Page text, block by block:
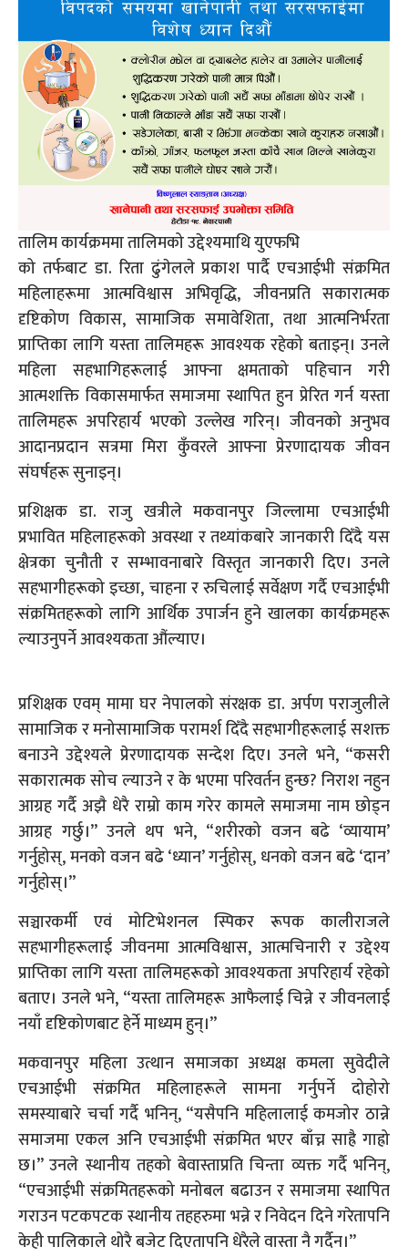
तालिम कार्यक्रममा तालिमको उद्देश्यमाथि युएफभि
को तर्फबाट डा. रिता ढुंगेलले प्रकाश पार्दै एचआईभी संक्रमित
महिलाहरूमा आत्मविश्वास अभिवृद्धि, जीवनप्रति सकारात्मक
दृष्टिकोण विकास, सामाजिक समावेशिता, तथा आत्मनिर्भरता
प्राप्तिका लागि यस्ता तालिमहरू आवश्यक रहेको बताइन्। उनले
महिला सहभागिहरूलाई आफ्ना क्षमताको पहिचान गरी
आत्मशक्ति विकासमार्फत समाजमा स्थापित हुन प्रेरित गर्न यस्ता
तालिमहरू अपरिहार्य भएको उल्लेख गरिन्। जीवनको अनुभव
आदानप्रदान सत्रमा मिरा कुँवरले आफ्ना प्रेरणादायक जीवन
संघर्षहरू सुनाइन्।
प्रशिक्षक डा. राजु खत्रीले मकवानपुर जिल्लामा एचआईभी
प्रभावित महिलाहरूको अवस्था र तथ्यांकबारे जानकारी दिँदै यस
क्षेत्रका चुनौती र सम्भावनाबारे विस्तृत जानकारी दिए। उनले
सहभागीहरूको इच्छा, चाहना र रुचिलाई सर्वेक्षण गर्दै एचआईभी
संक्रमितहरूको लागि आर्थिक उपार्जन हुने खालका कार्यक्रमहरू
ल्याउनुपर्ने आवश्यकता औंल्याए।
प्रशिक्षक एवम् मामा घर नेपालको संरक्षक डा. अर्पण पराजुलीले
सामाजिक र मनोसामाजिक परामर्श दिँदै सहभागीहरूलाई सशक्त
बनाउने उद्देश्यले प्रेरणादायक सन्देश दिए। उनले भने, “कसरी
सकारात्मक सोच ल्याउने र के भएमा परिवर्तन हुन्छ? निराश नहुन
आग्रह गर्दै अझै धेरै राम्रो काम गरेर कामले समाजमा नाम छोड्न
आग्रह गर्छु।” उनले थप भने, “शरीरको वजन बढे ‘व्यायाम’
गर्नुहोस्, मनको वजन बढे ‘ध्यान’ गर्नुहोस्, धनको वजन बढे ‘दान’
गर्नुहोस्।”
सञ्चारकर्मी एवं मोटिभेशनल स्पिकर रूपक कालीराजले
सहभागीहरूलाई जीवनमा आत्मविश्वास, आत्मचिनारी र उद्देश्य
प्राप्तिका लागि यस्ता तालिमहरूको आवश्यकता अपरिहार्य रहेको
बताए। उनले भने, “यस्ता तालिमहरू आफैलाई चिन्ने र जीवनलाई
नयाँ दृष्टिकोणबाट हेर्ने माध्यम हुन्।”
मकवानपुर महिला उत्थान समाजका अध्यक्ष कमला सुवेदीले
एचआईभी संक्रमित महिलाहरूले सामना गर्नुपर्ने दोहोरो
समस्याबारे चर्चा गर्दै भनिन्, “यसैपनि महिलालाई कमजोर ठान्ने
समाजमा एकल अनि एचआईभी संक्रमित भएर बाँच्न साह्रै गाह्रो
छ।” उनले स्थानीय तहको बेवास्ताप्रति चिन्ता व्यक्त गर्दै भनिन्,
“एचआईभी संक्रमितहरूको मनोबल बढाउन र समाजमा स्थापित
गराउन पटकपटक स्थानीय तहहरुमा भन्ने र निवेदन दिने गरेतापनि
केही पालिकाले थोरै बजेट दिएतापनि धेरैले वास्ता नै गर्दैन।”